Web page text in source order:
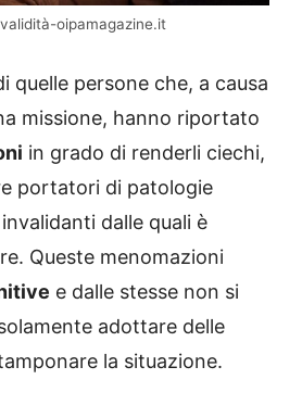
oipamagazine.it
quelle persone che, a causa
missione, hanno riportato
in grado di renderli ciechi,
portatori di patologie
dalle quali è
Queste menomazioni
e dalle stesse non si
adottare delle
la situazione.